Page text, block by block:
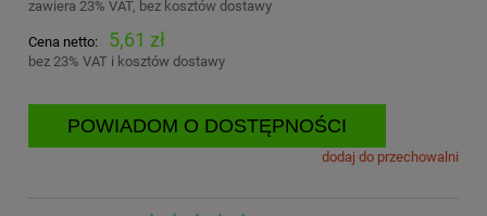
zawiera 23% VAT, bez kosztów dostawy
Cena netto: 5,61 zł
bez 23% VAT i kosztów dostawy
POWIADOM O DOSTĘPNOŚCI
dodaj do przechowalni